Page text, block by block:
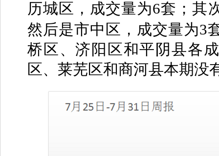
历城区，成交量为6套；其
然后是市中区，成交量为3
桥区、济阳区和平阴县各
区、莱芜区和商河县本期没